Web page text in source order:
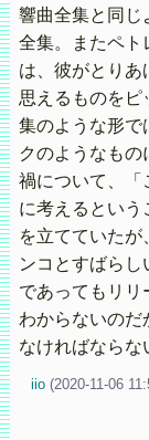
響曲全集と同じ
全集。またペト
は、彼がとりあ
思えるものをピ
集のような形で
クのようなも
禍について、「
に考えるという
を立てていた
ンコとすばら
であってもリリ
わからないのだ
なければならな
iio (2020-11-06